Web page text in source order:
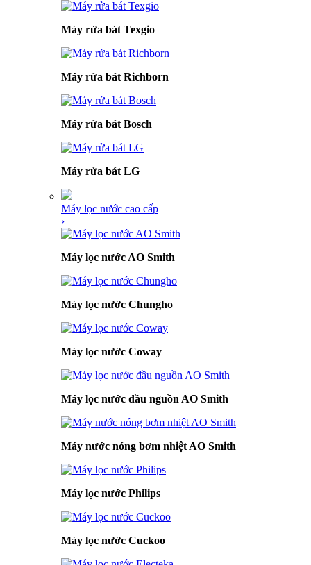
Máy rửa bát Texgio
Máy rửa bát Richborn
Máy rửa bát Bosch
Máy rửa bát LG
Máy lọc nước cao cấp
›
Máy lọc nước AO Smith
Máy lọc nước Chungho
Máy lọc nước Coway
Máy lọc nước đầu nguồn AO Smith
Máy nước nóng bơm nhiệt AO Smith
Máy lọc nước Philips
Máy lọc nước Cuckoo